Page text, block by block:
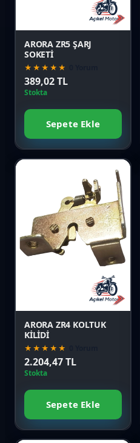
ARORA ZR5 ŞARJ
SOKETİ
★★★★★
389,02 TL
Stokta
Sepete Ekle
Favori
ARORA ZR4 KOLTUK
KİLİDİ
★★★★★
2.204,47 TL
Stokta
Sepete Ekle